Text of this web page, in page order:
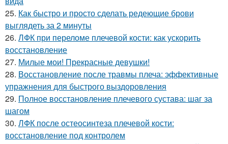
25. Как быстро и просто сделать редеющие брови
выглядеть за 2 минуты
26. ЛФК при переломе плечевой кости: как ускорить
восстановление
27. Милые мои! Прекрасные девушки!
28. Восстановление после травмы плеча: эффективные
упражнения для быстрого выздоровления
29. Полное восстановление плечевого сустава: шаг за
шагом
30. ЛФК после остеосинтеза плечевой кости:
восстановление под контролем